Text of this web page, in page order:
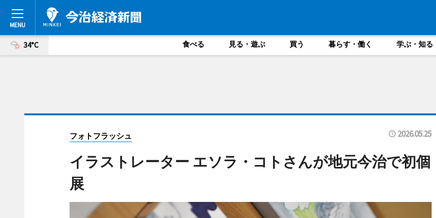
34°C 食べる 見る・遊ぶ 買う 暮らす・働く 学ぶ・知る
フォトフラッシュ 2026.05.25
イラストレーター エソラ・コトさんが地元今治で初個
展